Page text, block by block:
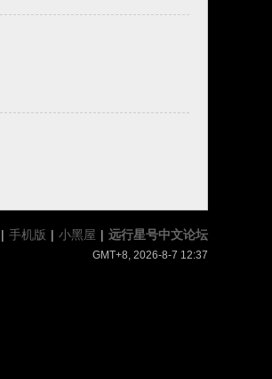
| 手机版 | 小黑屋 | 远行星号中文论坛
GMT+8, 2026-8-7 12:37